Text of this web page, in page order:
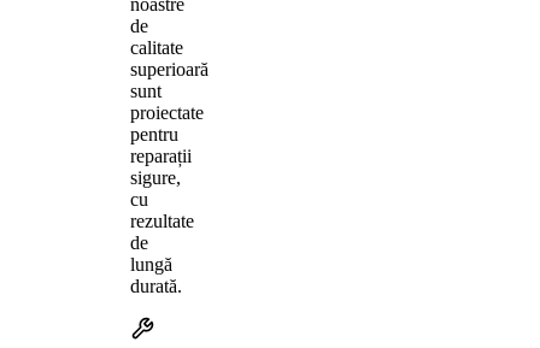
de
calitate
superioară
sunt
proiectate
pentru
reparații
sigure,
cu
rezultate
de
lungă
durată.